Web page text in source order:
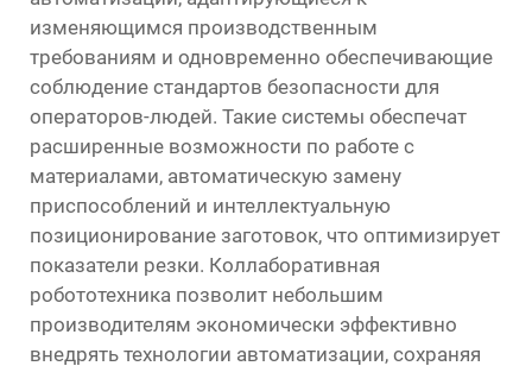
изменяющимся производственным
требованиям и одновременно обеспечивающие
соблюдение стандартов безопасности для
операторов-людей. Такие системы обеспечат
расширенные возможности по работе с
материалами, автоматическую замену
приспособлений и интеллектуальную
позиционирование заготовок, что оптимизирует
показатели резки. Коллаборативная
робототехника позволит небольшим
производителям экономически эффективно
внедрять технологии автоматизации, сохраняя